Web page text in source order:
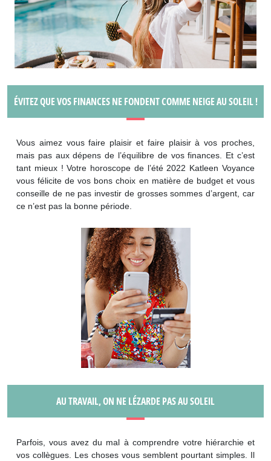
ÉVITEZ QUE VOS FINANCES NE FONDENT COMME NEIGE AU SOLEIL !
Vous aimez vous faire plaisir et faire plaisir à vos proches,
mais pas aux dépens de l’équilibre de vos finances. Et c’est
tant mieux ! Votre horoscope de l’été 2022 Katleen Voyance
vous félicite de vos bons choix en matière de budget et vous
conseille de ne pas investir de grosses sommes d’argent, car
ce n’est pas la bonne période.
AU TRAVAIL, ON NE LÉZARDE PAS AU SOLEIL
Parfois, vous avez du mal à comprendre votre hiérarchie et
vos collègues. Les choses vous semblent pourtant simples. Il